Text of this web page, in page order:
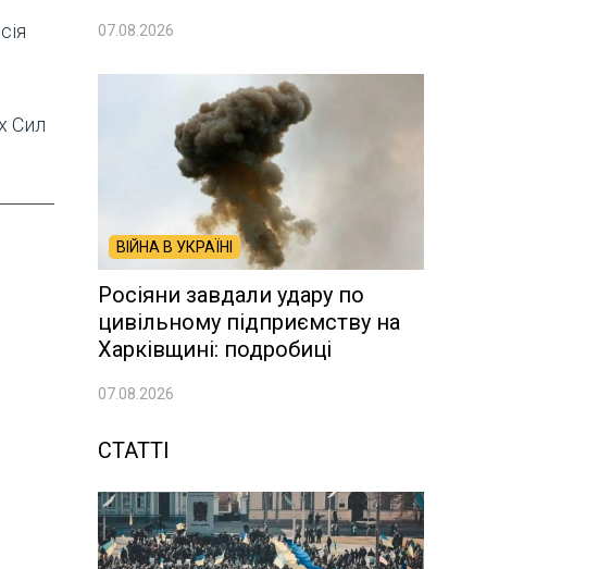
Сил
07.08.2026
ВІЙНА В УКРАЇНІ
Росіяни завдали удару по
цивільному підприємству на
Харківщині: подробиці
07.08.2026
СТАТТІ